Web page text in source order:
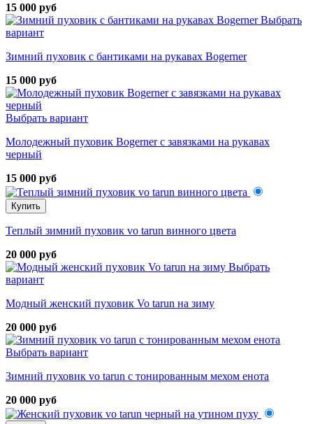
15 000 руб
Выбрать
вариант
Зимний пуховик с бантиками на рукавах Bogerner
15 000 руб
Выбрать вариант
Молодежный пуховик Bogerner с завязками на рукавах
черный
15 000 руб
Купить
Теплый зимний пуховик vo tarun винного цвета
20 000 руб
Выбрать
вариант
Модный женский пуховик Vo tarun на зиму
20 000 руб
Выбрать вариант
Зимний пуховик vo tarun с тонированным мехом енота
20 000 руб